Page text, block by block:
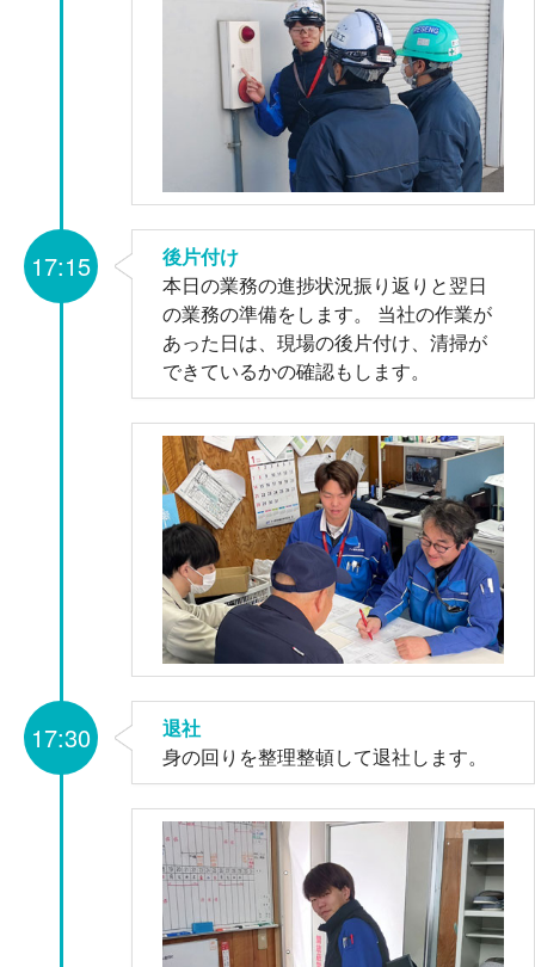
後片付け
本日の業務の進捗状況振り返りと翌日
の業務の準備をします。 当社の作業が
あった日は、現場の後片付け、清掃が
できているかの確認もします。
17:15
退社
身の回りを整理整頓して退社します。
17:30